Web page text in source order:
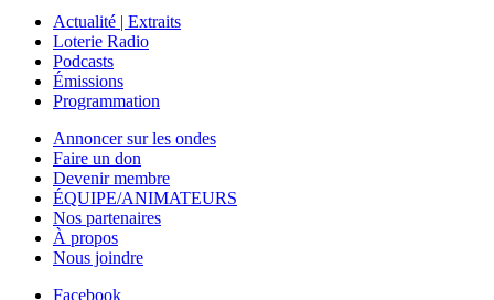
Actualité | Extraits
Loterie Radio
Podcasts
Émissions
Programmation
Annoncer sur les ondes
Faire un don
Devenir membre
ÉQUIPE/ANIMATEURS
Nos partenaires
À propos
Nous joindre
Facebook